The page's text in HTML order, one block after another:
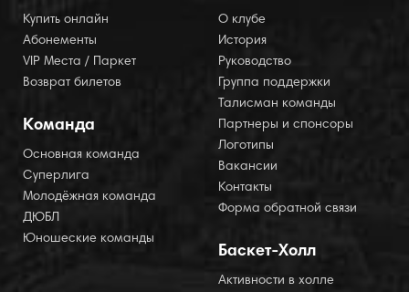
Купить онлайн
Абонементы
VIP Места / Паркет
Возврат билетов
Команда
Основная команда
Суперлига
Молодёжная команда
ДЮБЛ
Юношеские команды
О клубе
История
Руководство
Группа поддержки
Талисман команды
Партнеры и спонсоры
Логотипы
Вакансии
Контакты
Форма обратной связи
Баскет-Холл
Активности в холле